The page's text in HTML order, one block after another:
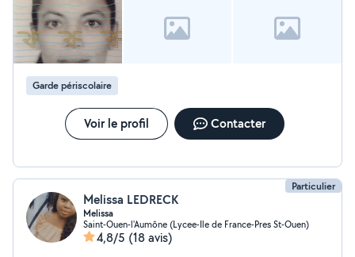
Garde périscolaire
Voir le profil Contacter
Particulier
Melissa LEDRECK
Melissa
Saint-Ouen-l'Aumône (Lycee-Ile de France-Pres St-Ouen)
4,8/5 (18 avis)